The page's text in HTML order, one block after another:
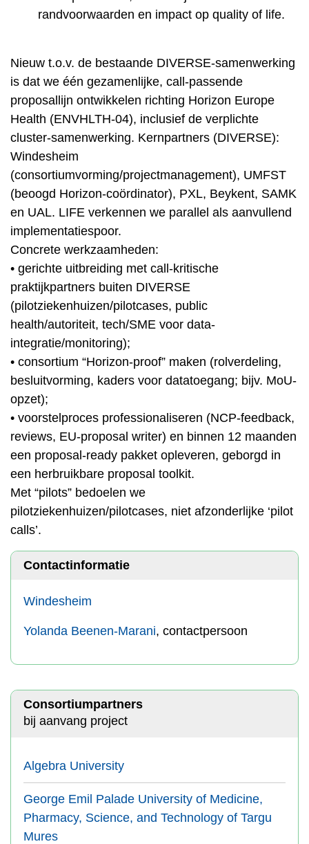
randvoorwaarden en impact op quality of life.
Nieuw t.o.v. de bestaande DIVERSE-samenwerking
is dat we één gezamenlijke, call-passende
proposallijn ontwikkelen richting Horizon Europe
Health (ENVHLTH-04), inclusief de verplichte
cluster-samenwerking. Kernpartners (DIVERSE):
Windesheim
(consortiumvorming/projectmanagement), UMFST
(beoogd Horizon-coördinator), PXL, Beykent, SAMK
en UAL. LIFE verkennen we parallel als aanvullend
implementatiespoor.
Concrete werkzaamheden:
• gerichte uitbreiding met call-kritische
praktijkpartners buiten DIVERSE
(pilotziekenhuizen/pilotcases, public
health/autoriteit, tech/SME voor data-
integratie/monitoring);
• consortium “Horizon-proof” maken (rolverdeling,
besluitvorming, kaders voor datatoegang; bijv. MoU-
opzet);
• voorstelproces professionaliseren (NCP-feedback,
reviews, EU-proposal writer) en binnen 12 maanden
een proposal-ready pakket opleveren, geborgd in
een herbruikbare proposal toolkit.
Met “pilots” bedoelen we
pilotziekenhuizen/pilotcases, niet afzonderlijke ‘pilot
calls’.
Contactinformatie
Windesheim
Yolanda Beenen-Marani, contactpersoon
Consortiumpartners
bij aanvang project
Algebra University
George Emil Palade University of Medicine,
Pharmacy, Science, and Technology of Targu
Mures